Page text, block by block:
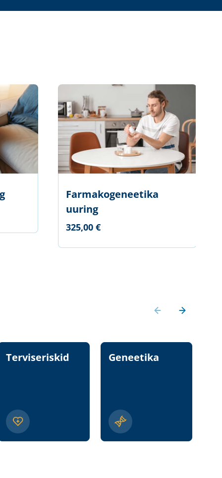
Farmakogeneetika
uuring
325,00 €
Terviseriskid Geneetika